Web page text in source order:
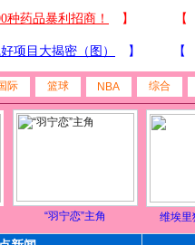
际 篮球 NBA 综合
“羽宁恋”主角 维埃里